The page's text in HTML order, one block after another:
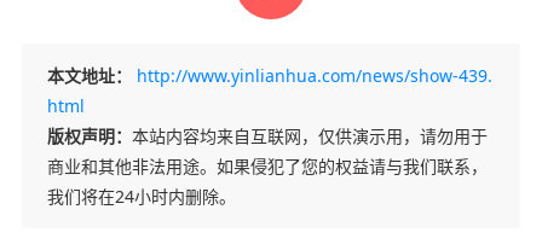
本文地址：
http://www.yinlianhua.com/news/show-439.
html
版权声明： 本站内容均来自互联网，仅供演示用，请勿用于
商业和其他非法用途。如果侵犯了您的权益请与我们联系，
我们将在24小时内删除。